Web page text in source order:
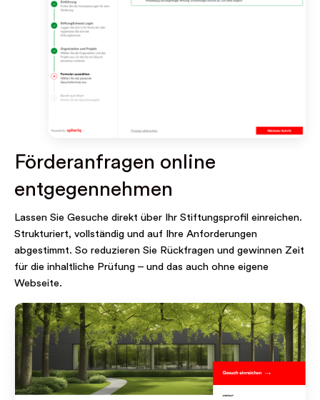
Förderanfragen online
entgegennehmen
Lassen Sie Gesuche direkt über Ihr Stiftungsprofil einreichen.
Strukturiert, vollständig und auf Ihre Anforderungen
abgestimmt. So reduzieren Sie Rückfragen und gewinnen Zeit
für die inhaltliche Prüfung – und das auch ohne eigene
Webseite.